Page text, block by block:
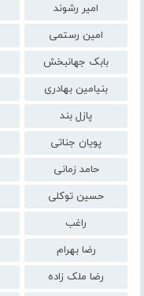
امیر رشوند
امین رستمی
بابک جهانبخش
بنیامین بهادری
پازل بند
پویان جناتی
حامد زمانی
حسین توکلی
راغب
رضا بهرام
رضا ملک زاده